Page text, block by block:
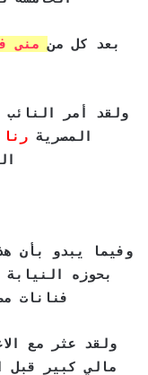
بعد كل منمنى
ولقد أمر النائب
المصرية
وفيما يبدو بأن
فنانات
ولقد عثر مع
مالي كبير قبل